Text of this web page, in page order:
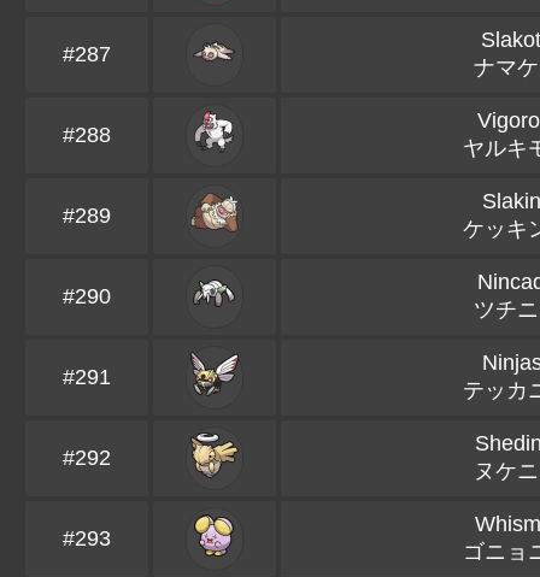
#287
ナマ
#288
ヤルキ
#289
ケッキ
#290
ツチ
#291
テッカ
#292
ヌケ
#293
ゴニョ